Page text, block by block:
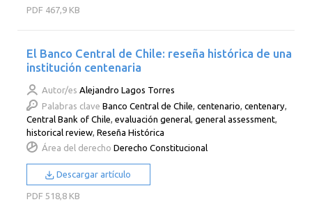
PDF 467,9 KB
El Banco Central de Chile: reseña histórica de una
institución centenaria
Autor/es Alejandro Lagos Torres
Palabras clave Banco Central de Chile ,centenario ,centenary
Central Bank of Chile ,evaluación general ,general assessment
historical review ,Reseña Histórica
Área del derecho Derecho Constitucional
Descargar artículo
PDF 518,8 KB